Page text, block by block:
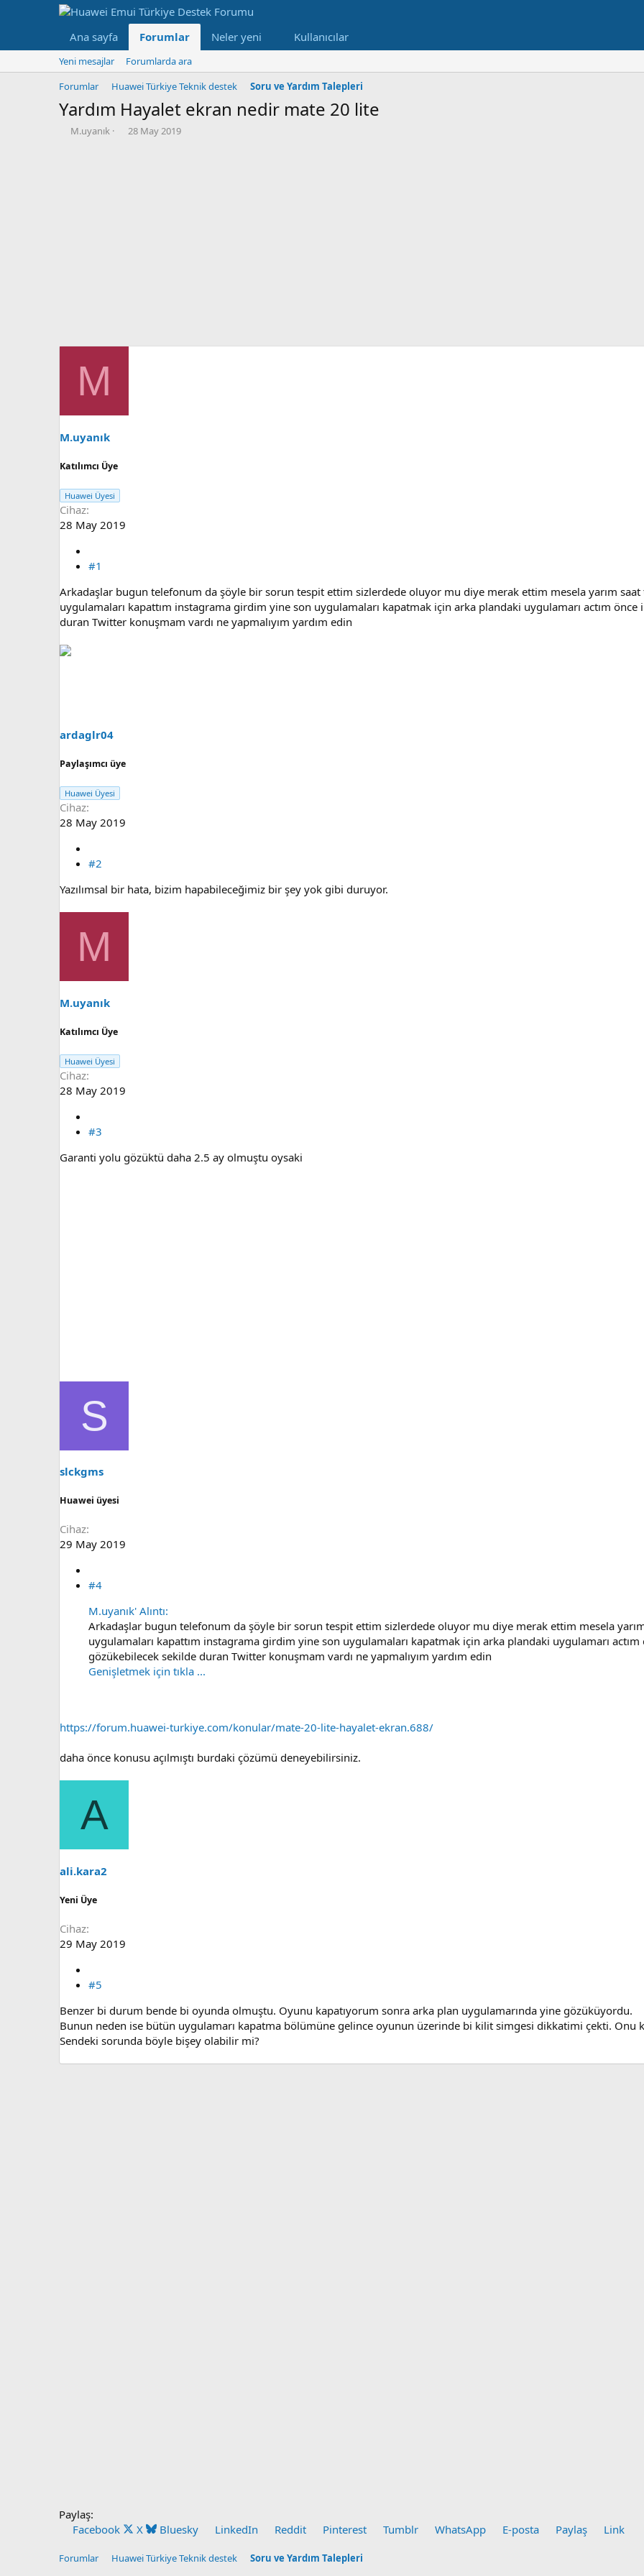
Ana sayfa Forumlar Neler yeni Kullanıcılar
Yeni mesajlar
Forumlarda ara
Forumlar
Huawei Türkiye Teknik destek Soru ve Yardım Talepleri
Yardım Hayalet ekran nedir mate 20 lite
K
M.uyanık
B
28 May 2019
M
M.uyanık
Katılımcı Üye
Huawei Üyesi
Cihaz
28 May 2019
#1
Arkadaşlar bugun telefonum da şöyle bir sorun tespit ettim sizlerdede oluyor mu diye merak ettim mesela yarım
uygulamaları kapattım instagrama girdim yine son uygulamaları kapatmak için arka plandaki uygulamarı actım
duran Twitter konuşmam vardı ne yapmalıyım yardım edin
ardaglr04
Paylaşımcı üye
Huawei Üyesi
Cihaz
28 May 2019
#2
Yazılımsal bir hata, bizim hapabileceğimiz bir şey yok gibi duruyor.
M
M.uyanık
Katılımcı Üye
Huawei Üyesi
Cihaz
28 May 2019
#3
Garanti yolu gözüktü daha 2.5 ay olmuştu oysaki
S
slckgms
Huawei üyesi
Cihaz
29 May 2019
#4
M.uyanık' Alıntı:
Arkadaşlar bugun telefonum da şöyle bir sorun tespit ettim sizlerdede oluyor mu diye merak ettim mesela
uygulamaları kapattım instagrama girdim yine son uygulamaları kapatmak için arka plandaki uygulamarı
gözükebilecek sekilde duran Twitter konuşmam vardı ne yapmalıyım yardım edin
Genişletmek için tıkla ...
https://forum.huawei-turkiye.com/konular/mate-20-lite-hayalet-ekran.688/
daha önce konusu açılmıştı burdaki çözümü deneyebilirsiniz.
A
ali.kara2
Yeni Üye
Cihaz
29 May 2019
#5
Benzer bi durum bende bi oyunda olmuştu. Oyunu kapatıyorum sonra arka plan uygulamarında yine gözüküyordu.
Bunun neden ise bütün uygulamarı kapatma bölümüne gelince oyunun üzerinde bi kilit simgesi dikkatimi çekti. Onu
Sendeki sorunda böyle bişey olabilir mi?
Paylaş:
Facebook
X Bluesky LinkedIn Reddit Pinterest Tumblr WhatsApp E-posta Paylaş Link
Forumlar Huawei Türkiye Teknik destek Soru ve Yardım Talepleri